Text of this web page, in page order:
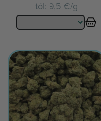
tól: 9,5 €/g